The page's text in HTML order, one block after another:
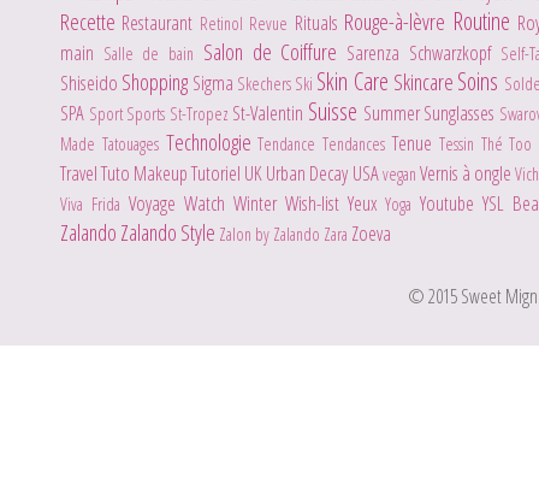
Recette Restaurant Retinol Revue Rituals Rouge-à-lèvre Routine
main Salle de bain Salon de Coiffure Sarenza Schwarzkopf Self-
Shiseido Shopping Sigma Skechers Ski Skin Care Skincare Soins
SPA Sport Sports St-Tropez St-Valentin Suisse SummerSunglasses
Made Tatouages TechnologieTendanceTendancesTenue Tessin Thé
TravelTuto MakeupTutoriel UK Urban Decay USAvegan Vernis à ongle
Viva Frida Voyage Watch Winter Wish-list Yeux Yoga Youtube YSL
Zalando Zalando Style Zalon by Zalando Zara Zoeva
© 2015 Sweet